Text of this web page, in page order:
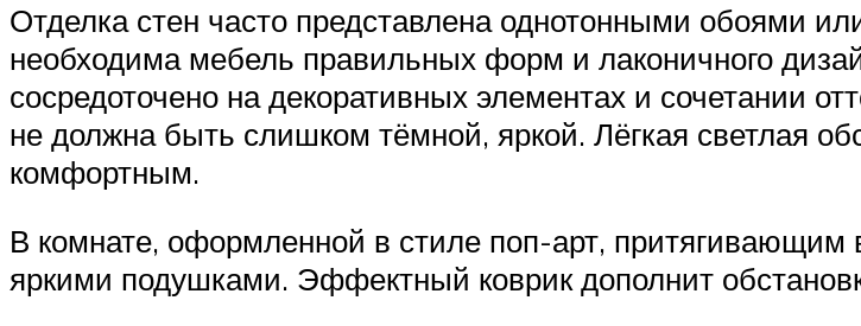
Отделка стен часто представлена однотонными обоями
необходима мебель правильных форм и лаконичного
сосредоточено на декоративных элементах и сочетании
не должна быть слишком тёмной, яркой. Лёгкая светлая
комфортным.
В комнате, оформленной в стиле поп-арт,
яркими подушками. Эффектный коврик дополнит